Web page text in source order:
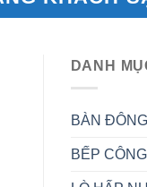
DANH
BÀN
BẾP